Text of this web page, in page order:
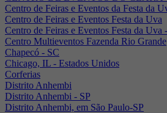
Centro de Feiras e Eventos da Festa da
Centro de Feiras e Eventos Festa da Uva
Centro de Feiras e Eventos Festa da Uva
Centro Multieventos Fazenda Rio Grande
Chapecó - SC
Chicago, IL - Estados Unidos
Corferias
Distrito Anhembi
Distrito Anhembi - SP
Distrito Anhembi, em São Paulo-SP